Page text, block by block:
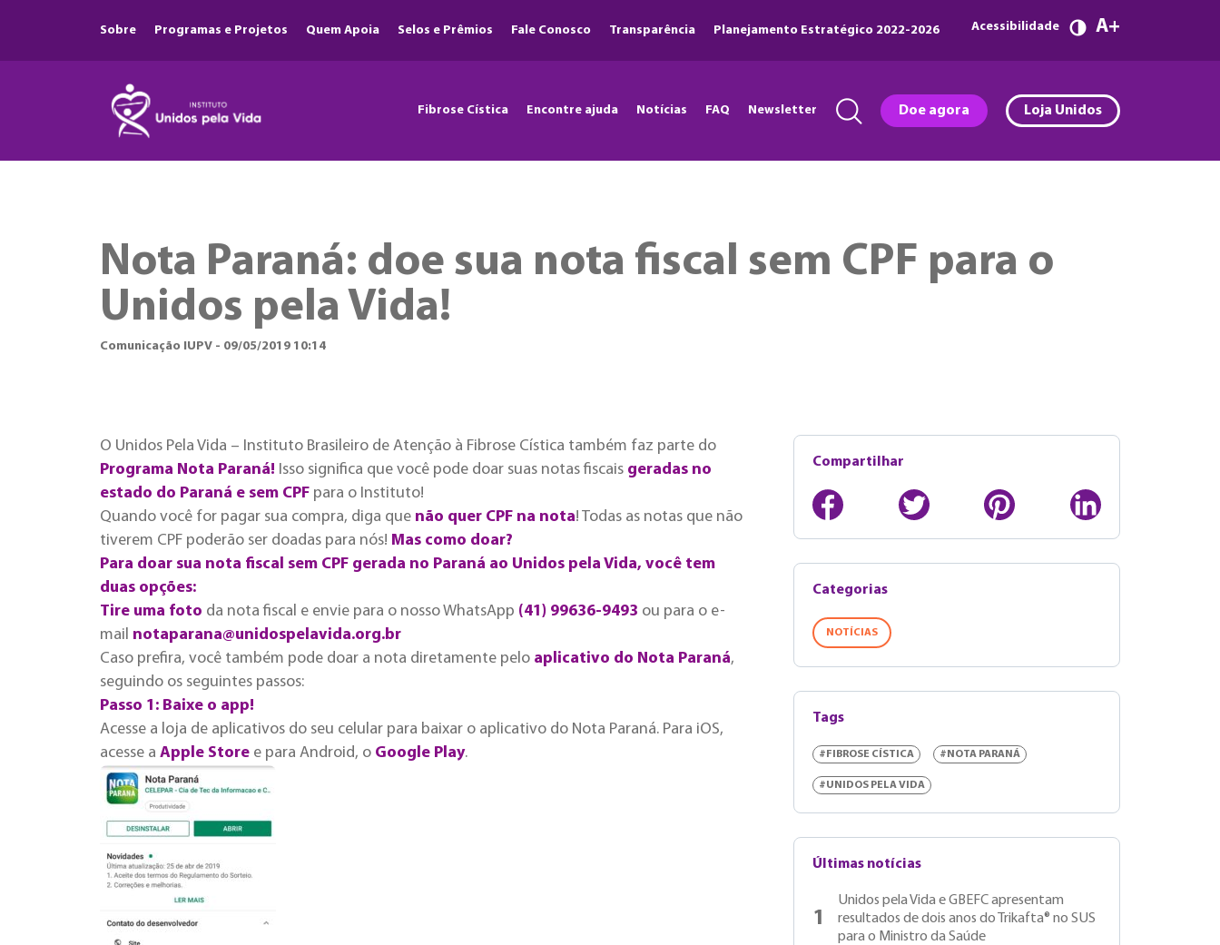
Sobre Programas e Projetos Quem Apoia Selos e Prêmios Fale Conosco Transparência Planejamento Estratégico 2022-2026 Acessibilidade A
Fibrose Cística Encontre ajuda Notícias FAQ Newsletter Doe agora Loja Unidos
Nota Paraná: doe sua nota fiscal sem CPF para o
Unidos pela Vida!
Comunicação IUPV - 09/05/2019 10:14
O Unidos Pela Vida – Instituto Brasileiro de Atenção à Fibrose Cística também faz parte do
Programa Nota Paraná! Isso significa que você pode doar suas notas fiscais geradas no
estado do Paraná e sem CPF para o Instituto!
Quando você for pagar sua compra, diga que não quer CPF na nota! Todas as notas que não
tiverem CPF poderão ser doadas para nós! Mas como doar?
Para doar sua nota fiscal sem CPF gerada no Paraná ao Unidos pela Vida, você tem
duas opções:
Tire uma foto da nota fiscal e envie para o nosso WhatsApp (41) 99636-9493 ou para o e-
mail notaparana@unidospelavida.org.br
Caso prefira, você também pode doar a nota diretamente pelo aplicativo do Nota Paraná,
seguindo os seguintes passos:
Passo 1: Baixe o app!
Acesse a loja de aplicativos do seu celular para baixar o aplicativo do Nota Paraná. Para iOS,
acesse a Apple Store e para Android, o Google Play.
Compartilhar
Categorias
NOTÍCIAS
Tags
#FIBROSE CÍSTICA #NOTA PARANÁ
#UNIDOS PELA VIDA
Últimas notícias
1
Unidos pela Vida e GBEFC apresentam
resultados de dois anos do Trikafta® no SUS
para o Ministro da Saúde